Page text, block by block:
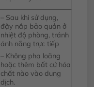
– Sau khi sử dụng,
đậy nắp bảo quản ở
nhiệt độ phòng, tránh
ánh nắng trực tiếp
– Không pha loãng
hoặc thêm bất cứ hóa
chất nào vào dung
dịch.